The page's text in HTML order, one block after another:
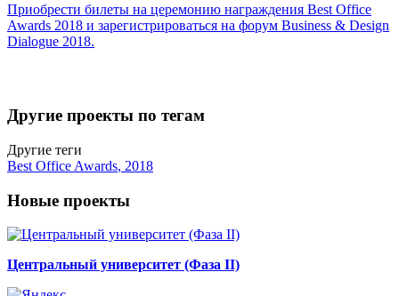
Приобрести билеты на церемонию награждения Best Office
Awards 2018 и зарегистрироваться на форум Business & Design
Dialogue 2018.
Другие проекты по тегам
Другие теги
Best Office Awards, 2018
Новые проекты
Центральный университет (Фаза II)